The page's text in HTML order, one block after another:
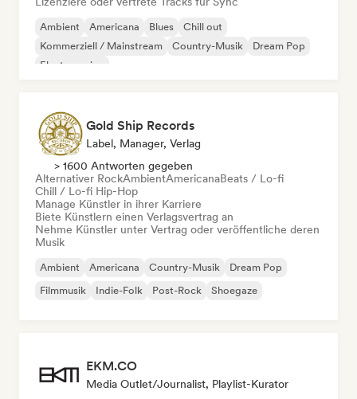
Ambient Americana Blues
Chill out
Kommerziell / Mainstream
Country-Musik
Dream Pop
Electro swing
Gold Ship Records
Label, Manager, Verlag
> 1600 Antworten gegeben
Alternativer RockAmbientAmericanaBeats / Lo-fi
Chill / Lo-fi Hip-Hop
Manage Künstler in ihrer Karriere
Biete Künstlern einen Verlagsvertrag an
Nehme Künstler unter Vertrag oder veröffentliche deren
Musik
Ambient Americana Country-Musik
Dream Pop
Filmmusik
Indie-Folk Post-Rock Shoegaze
EKM.CO
Media Outlet/Journalist, Playlist-Kurator